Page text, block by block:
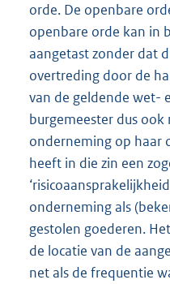
orde. De openbare
openbare orde kan in
aangetast zonder dat
overtreding door de
van de geldende wet-
burgemeester dus
onderneming op haar
heeft in die zin een
onderneming als
gestolen goederen.
de locatie van de
net als de frequentie